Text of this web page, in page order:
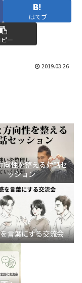
はてブ
ー
2019.03.26
向性を整える対話セ
ッション
言葉にする交流会